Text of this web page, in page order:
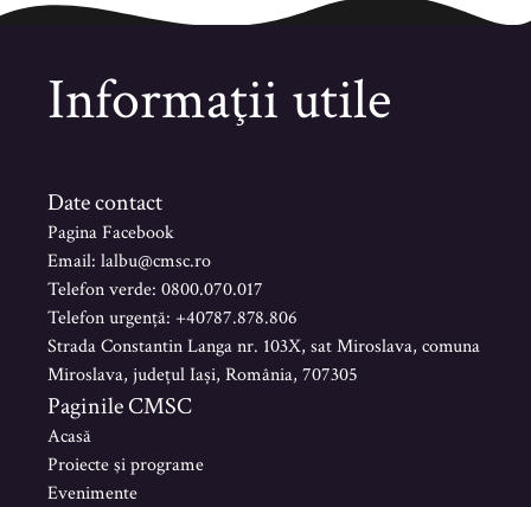
Informaţii utile
Date contact
Pagina Facebook
Email: lalbu@cmsc.ro
Telefon verde: 0800.070.017
Telefon urgență: +40787.878.806
Strada Constantin Langa nr. 103X, sat Miroslava, comuna
Miroslava, județul Iași, România, 707305
Paginile CMSC
Acasă
Proiecte şi programe
Evenimente